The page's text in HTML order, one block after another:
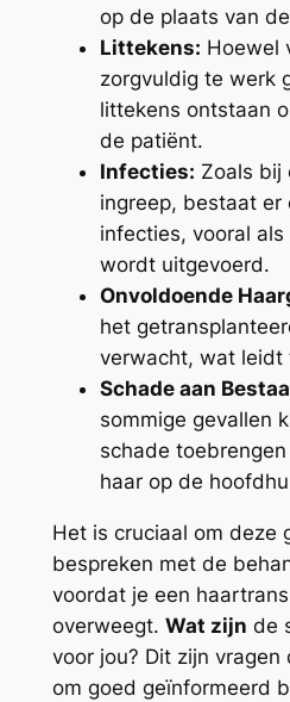
op de plaats van
Littekens: Hoewel
zorgvuldig te werk
littekens ontstaan
de patiënt.
Infecties: Zoals bij
ingreep, bestaat er
infecties, vooral
wordt uitgevoerd.
Onvoldoende
het
verwacht, wat leidt
Schade aan
sommige gevallen
schade
haar op de
Het is cruciaal om deze
bespreken met de
voordat je een
overweegt. Wat zijn de
voor jou? Dit zijn
om goed geïnformeerd